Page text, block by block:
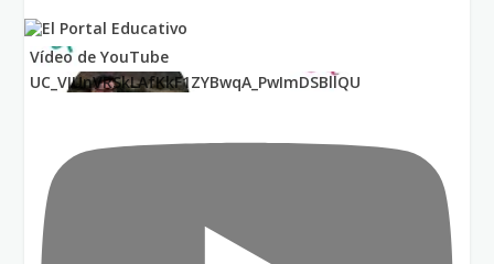
Vídeo de YouTube
UC_VIUnVRSkLAfKkF1ZYBwqA_PwImDSBllQU